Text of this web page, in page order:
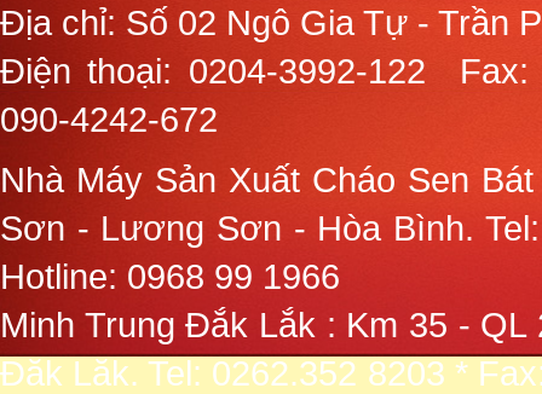
Địa chỉ: Số 02 Ngô Gia Tự - Trần
Điện thoại: 0204-3992-122
Fax:
090-4242-672
Nhà Máy Sản Xuất Cháo Sen
Sơn - Lương Sơn - Hòa Bình.
Hotline: 0968 99 1966
Minh Trung Đắk Lắk : Km 35 -
Đăk Lăk. Tel: 0262.352 8203 *